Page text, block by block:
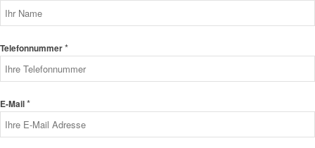
Telefonnummer*
E-Mail*